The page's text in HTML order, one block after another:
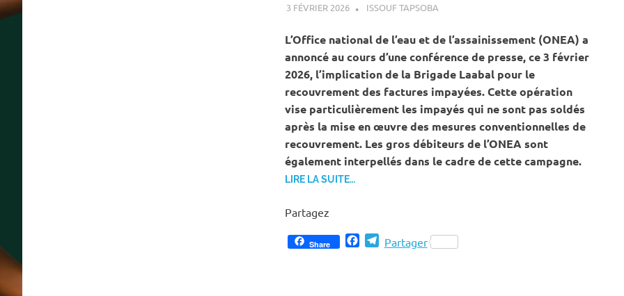
3 FÉVRIER 2026 ISSOUF TAPSOBA
L’Office national de l’eau et de l’assainissement (ONEA) a
annoncé au cours d’une conférence de presse, ce 3 février
2026, l’implication de la Brigade Laabal pour le
recouvrement des factures impayées. Cette opération
vise particulièrement les impayés qui ne sont pas soldés
après la mise en œuvre des mesures conventionnelles de
recouvrement. Les gros débiteurs de l’ONEA sont
également interpellés dans le cadre de cette campagne.
LIRE LA SUITE…
Partagez
Share FacebookTelegram
Partager